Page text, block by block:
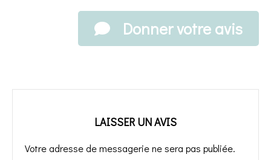
Donner votre avis
LAISSER UN AVIS
Votre adresse de messagerie ne sera pas publiée.